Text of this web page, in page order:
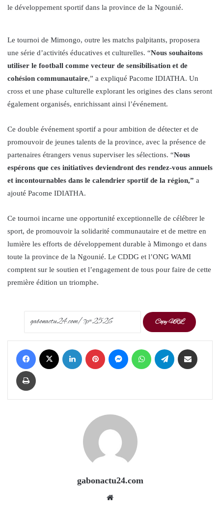
le développement sportif dans la province de la Ngounié.
Le tournoi de Mimongo, outre les matchs palpitants, proposera
une série d’activités éducatives et culturelles. “Nous souhaitons
utiliser le football comme vecteur de sensibilisation et de
cohésion communautaire,” a expliqué Pacome IDIATHA. Un
cross et une phase culturelle explorant les origines des clans seront
également organisés, enrichissant ainsi l’événement.
Ce double événement sportif a pour ambition de détecter et de
promouvoir de jeunes talents de la province, avec la présence de
partenaires étrangers venus superviser les sélections. “Nous
espérons que ces initiatives deviendront des rendez-vous annuels
et incontournables dans le calendrier sportif de la région,” a
ajouté Pacome IDIATHA.
Ce tournoi incarne une opportunité exceptionnelle de célébrer le
sport, de promouvoir la solidarité communautaire et de mettre en
lumière les efforts de développement durable à Mimongo et dans
toute la province de la Ngounié. Le CDDG et l’ONG WAMI
comptent sur le soutien et l’engagement de tous pour faire de cette
première édition un triomphe.
Copy URL
Facebook LinkedIn Pinterest Messenger WhatsApp Telegram
Print
gabonactu24.com